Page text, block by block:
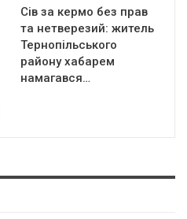
Сів за кермо без прав
та нетверезий: житель
Тернопільського
району хабарем
намагався…